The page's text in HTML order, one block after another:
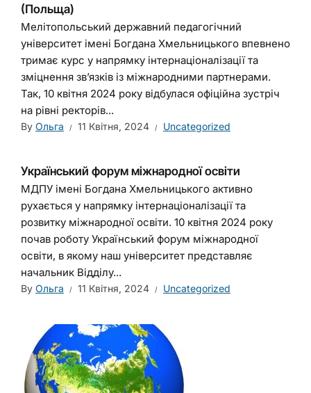
(Польща)
Мелітопольський державний педагогічний
університет імені Богдана Хмельницького впевнено
тримає курс у напрямку інтернаціоналізації та
зміцнення зв’язків із міжнародними партнерами.
Так, 10 квітня 2024 року відбулася офіційна зустріч
на рівні ректорів...
By Ольга 11 Квітня, 2024 Uncategorized
Український форум міжнародної освіти
МДПУ імені Богдана Хмельницького активно
рухається у напрямку інтернаціоналізації та
розвитку міжнародної освіти. 10 квітня 2024 року
почав роботу Український форум міжнародної
освіти, в якому наш університет представляє
начальник Відділу...
By Ольга 11 Квітня, 2024 Uncategorized